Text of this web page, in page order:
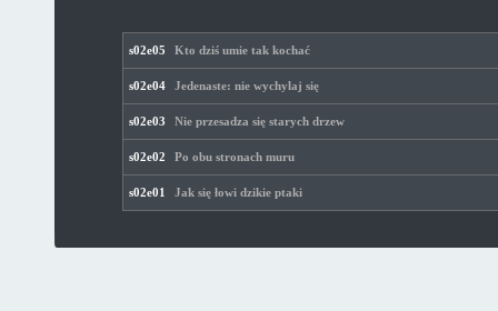
s02e05 Kto dziś umie tak kochać
s02e04 Jedenaste: nie wychylaj się
s02e03 Nie przesadza się starych drzew
s02e02 Po obu stronach muru
s02e01 Jak się łowi dzikie ptaki